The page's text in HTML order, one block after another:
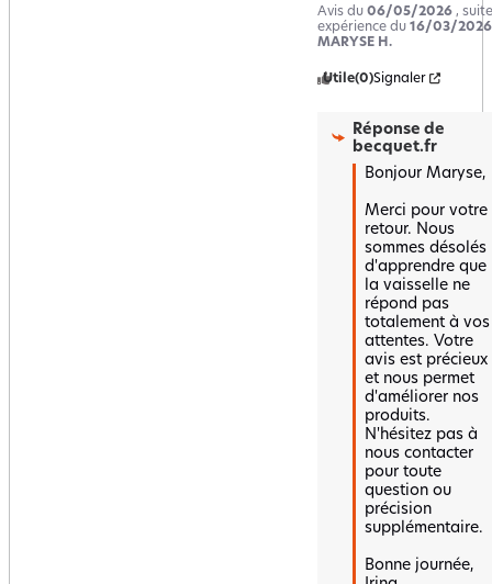
Avis du 06/05/2026 ,
expérience du 16/03/2026
MARYSE H.
Utile(0)Signaler
Réponse de
becquet.fr
Bonjour Maryse,
Merci pour votre
retour. Nous
sommes désolés
d'apprendre que
la vaisselle ne
répond pas
totalement à vos
attentes. Votre
avis est précieux
et nous permet
d'améliorer nos
produits.
N'hésitez pas à
nous contacter
pour toute
question ou
précision
supplémentaire.
Bonne journée,